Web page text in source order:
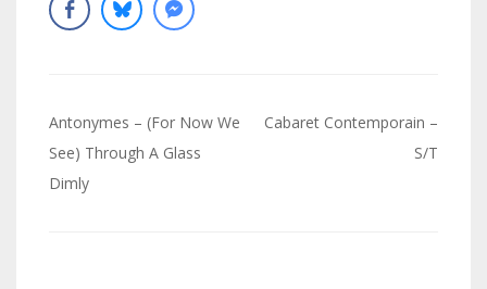
Navigation
de
l’article
Antonymes – (For Now We
See) Through A Glass
Dimly
Cabaret Contemporain –
S/T